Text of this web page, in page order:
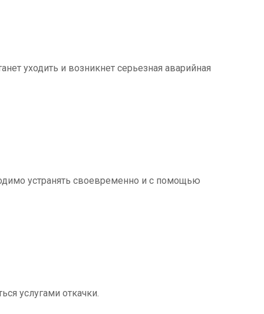
уходить и возникнет серьезная аварийная
устранять своевременно и с помощью
услугами откачки.